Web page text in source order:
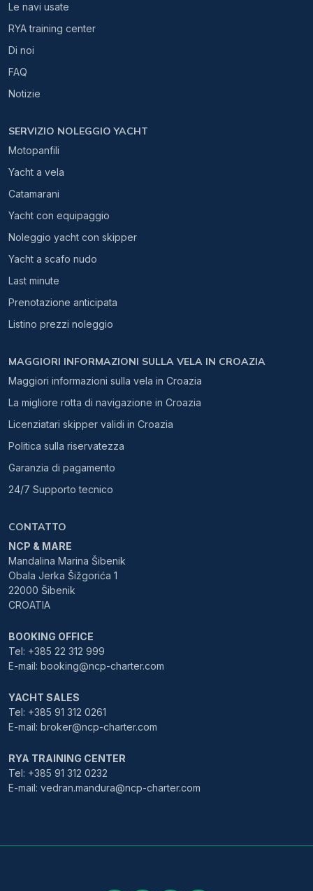
Le navi usate
RYA training center
Di noi
FAQ
Notizie
SERVIZIO NOLEGGIO YACHT
Motopanfili
Yacht a vela
Catamarani
Yacht con equipaggio
Noleggio yacht con skipper
Yacht a scafo nudo
Last minute
Prenotazione anticipata
Listino prezzi noleggio
MAGGIORI INFORMAZIONI SULLA VELA IN CROAZIA
Maggiori informazioni sulla vela in Croazia
La migliore rotta di navigazione in Croazia
Licenziatari skipper validi in Croazia
Politica sulla riservatezza
Garanzia di pagamento
24/7 Supporto tecnico
CONTATTO
NCP & MARE
Mandalina Marina Šibenik
Obala Jerka Šižgorića 1
22000 Šibenik
CROATIA
BOOKING OFFICE
Tel: +385 22 312 999
E-mail: booking@ncp-charter.com
YACHT SALES
Tel: +385 91 312 0261
E-mail: broker@ncp-charter.com
RYA TRAINING CENTER
Tel: +385 91 312 0232
E-mail: vedran.mandura@ncp-charter.com